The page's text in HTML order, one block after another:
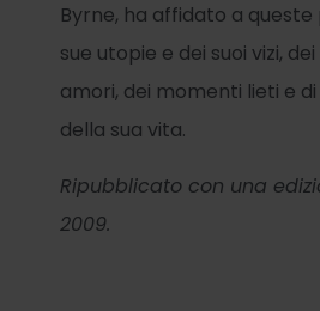
Byrne, ha affidato a
sue utopie e dei suoi vizi,
amori, dei momenti lieti e
della sua vita.
Ripubblicato con una
2009.